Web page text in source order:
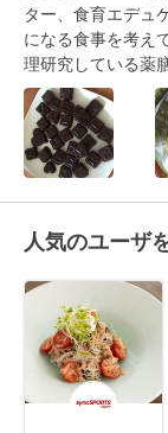
ター、食育エデュ
になる食事を考え
理研究している薬
人気のユーザ